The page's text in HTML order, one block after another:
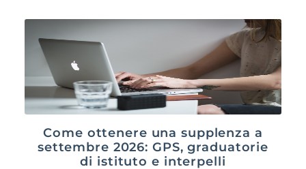
Come ottenere una supplenza a
settembre 2026: GPS, graduatorie
di istituto e interpelli